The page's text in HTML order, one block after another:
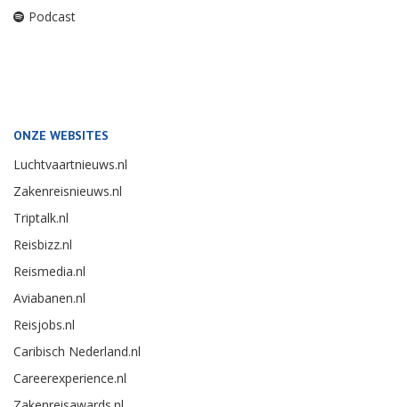
Podcast
ONZE WEBSITES
Luchtvaartnieuws.nl
Zakenreisnieuws.nl
Triptalk.nl
Reisbizz.nl
Reismedia.nl
Aviabanen.nl
Reisjobs.nl
Caribisch Nederland.nl
Careerexperience.nl